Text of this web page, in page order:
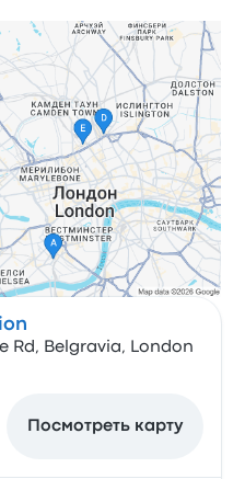
Rd, Belgravia, London
Посмотреть карту